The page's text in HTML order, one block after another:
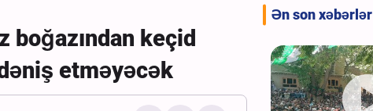
keçid
etməyəcək
Ən son xəbərlər